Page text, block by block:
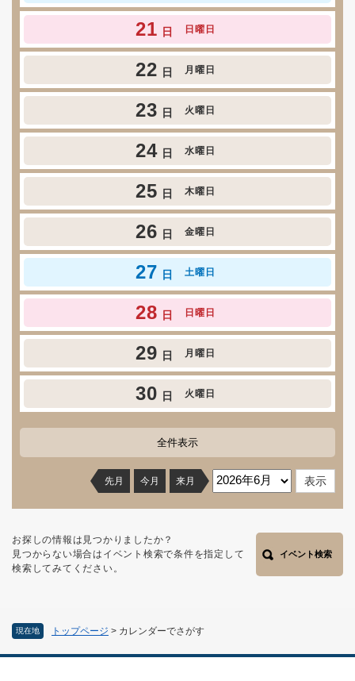
現在地 トップページ > カレンダーでさがす
21 日 日曜日
22 日 月曜日
23 日 火曜日
24 日 水曜日
25 日 木曜日
26 日 金曜日
27 日 土曜日
28 日 日曜日
29 日 月曜日
30 日 火曜日
全件表示
先月 今月 来月
お探しの情報は見つかりましたか？
見つからない場合はイベント検索で条件を指定して
検索してみてください。
イベント検索